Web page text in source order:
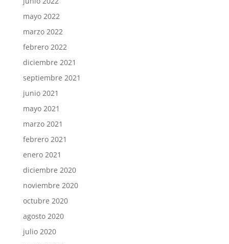
mayo 2022
marzo 2022
febrero 2022
diciembre 2021
septiembre 2021
junio 2021
mayo 2021
marzo 2021
febrero 2021
enero 2021
diciembre 2020
noviembre 2020
octubre 2020
agosto 2020
julio 2020